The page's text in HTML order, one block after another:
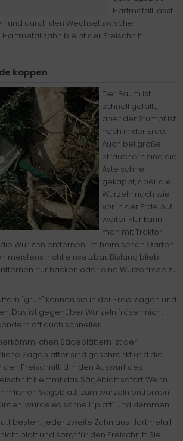
Hartmetall lässt
und durch den Wechsel zwischen
bleibt der Freischnitt
kappen
Der Baum ist
schnell gefällt,
aber der Stumpf ist
noch in der Erde.
Auch bei große
Sträuchern sind die
Äste schnell
gekappt, aber die
Wurzeln nach wie
vor in der Erde. Auf
weiter Flur kann
man mit Traktor,
Wurlzen entfernen.. Im heimischen Garten
meistens nicht einsetzbar. Bislang blieb
nur hacken oder eine Wurzelfräse zu
"grün" können sie in der Erde sägen und
Das ist gegenüber Wurzeln fräsen nicht
oft auch schneller.
Sägeblättern ist der
Sägeblätter sind geschränkt und die
Freischnitt, d. h. den Auswurf des
klemmt das Sägeblatt sofort. Wenn
Sägeblatt zum wurzeln entfernen
würde es schnell "platt" und klemmen.
besteht jeder zweite Zahn aus Hartmetall.
platt und sorgt für den Freischnitt. Sie